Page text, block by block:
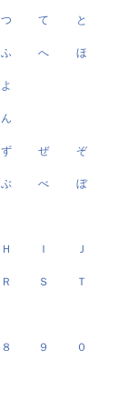
つ て と
ふ へ ほ
よ
ん
ず ぜ ぞ
ぶ べ ぼ
Ｈ Ｉ Ｊ
Ｒ Ｓ Ｔ
８ ９ ０